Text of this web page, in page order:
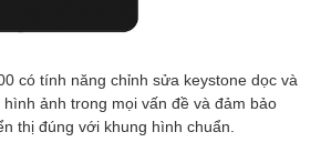
có tính năng chỉnh sửa keystone dọc và
ảnh trong mọi vấn đề và đảm bảo
thị đúng với khung hình chuẩn.